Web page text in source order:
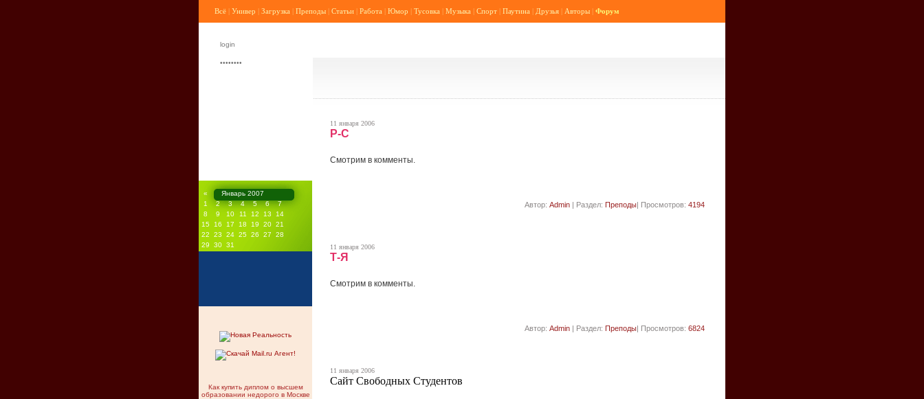
Всё | Универ | Загрузка | Преподы | Статьи | Работа | Юмор | Тусовка | Музыка | Спорт | Паутина | Друзья | Авторы | Форум
«
Январь 2007
1
2 3 4 5 6
7
8
9 10 11 12 13
14
15
16 17 18 19 20 21
22
23 24 25 26 27
28
29
30 31
Как купить диплом о высшем
образовании недорого в Москве
11 января 2006
Р-С
Смотрим в комменты.
Автор: Admin | Раздел: Преподы| Просмотров: 4194
11 января 2006
Т-Я
Смотрим в комменты.
Автор: Admin | Раздел: Преподы| Просмотров: 6824
11 января 2006
Сайт Свободных Студентов